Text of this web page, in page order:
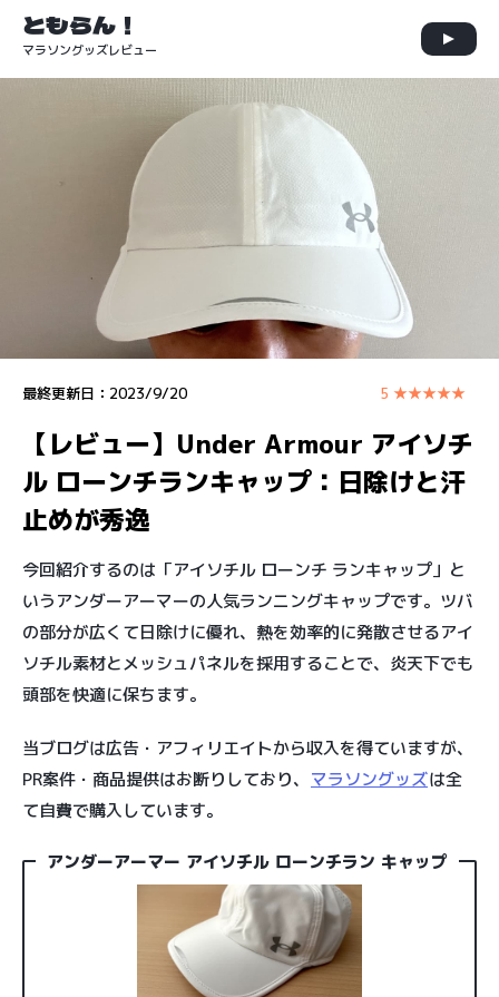
ともらん！
マラソングッズレビュー
最終更新日： 2023/9/20 5 ★★★★★
【レビュー】Under Armour アイソチ
ル ローンチランキャップ：日除けと汗
止めが秀逸
今回紹介するのは「アイソチル ローンチ ランキャップ」と
いうアンダーアーマーの人気ランニングキャップです。ツバ
の部分が広くて日除けに優れ、熱を効率的に発散させるアイ
ソチル素材とメッシュパネルを採用することで、炎天下でも
頭部を快適に保ちます。
当ブログは広告・アフィリエイトから収入を得ていますが、
PR案件・商品提供はお断りしており、 マラソングッズは全
て自費で購入しています。
アンダーアーマー アイソチル ローンチラン キャップ